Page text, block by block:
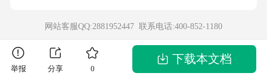
网站客服QQ:2881952447 联系电话:400-852-1180
举报 分享 0
下载本文档